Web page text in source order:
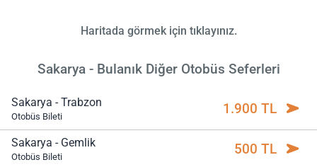
Haritada görmek için tıklayınız.
Sakarya - Bulanık Diğer Otobüs Seferleri
Sakarya - Trabzon
Otobüs Bileti 1.900 TL
Sakarya - Gemlik
Otobüs Bileti 500 TL